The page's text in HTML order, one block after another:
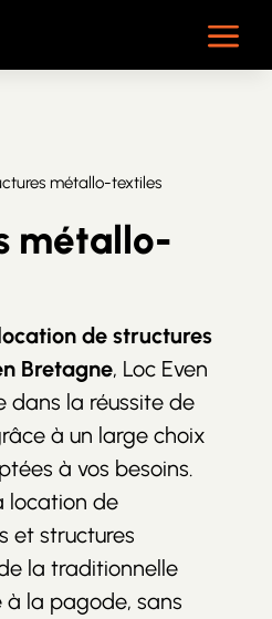
a
métallo-textiles
métallo-
de structures
Bretagne, Loc Even
dans la réussite de
à un large choix
à vos besoins.
location de
et structures
la traditionnelle
la pagode, sans